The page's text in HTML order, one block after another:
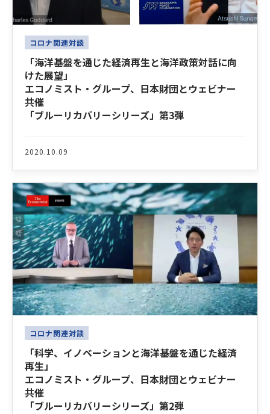
コロナ関連対談
「海洋基盤を通じた経済再生と海洋政策対話に向
けた展望」
エコノミスト・グループ、日本財団とウェビナー
共催
「ブルーリカバリーシリーズ」第3弾
2020.10.09
コロナ関連対談
「科学、イノベーションと海洋基盤を通じた経済
再生」
エコノミスト・グループ、日本財団とウェビナー
共催
「ブルーリカバリーシリーズ」第2弾